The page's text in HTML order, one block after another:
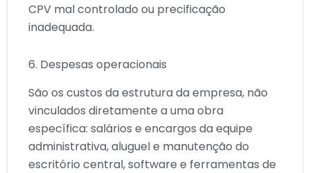
CPV mal controlado ou precificação
inadequada.
6. Despesas operacionais
São os custos da estrutura da empresa, não
vinculados diretamente a uma obra
específica: salários e encargos da equipe
administrativa, aluguel e manutenção do
escritório central, software e ferramentas de